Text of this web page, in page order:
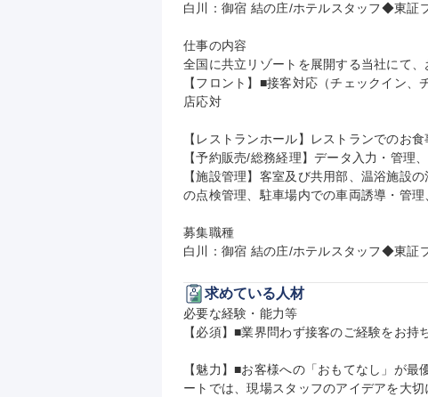
白川：御宿 結の庄/ホテルスタッフ◆東証
仕事の内容
全国に共立リゾートを展開する当社にて
【フロント】■接客対応（チェックイン
店応対
【レストランホール】レストランでのお
【予約販売/総務経理】データ入力・管理
【施設管理】客室及び共用部、温浴施設
の点検管理、駐車場内での車両誘導・管
募集職種
白川：御宿 結の庄/ホテルスタッフ◆東証
求めている人材
必要な経験・能力等
【必須】■業界問わず接客のご経験をお
【魅力】■お客様への「おもてなし」が
ートでは、現場スタッフのアイデアを大